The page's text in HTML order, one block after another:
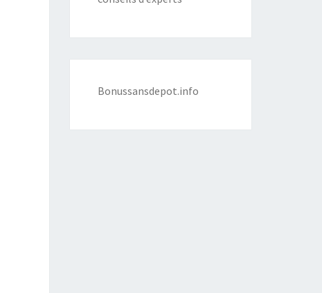
Bonussansdepot.info